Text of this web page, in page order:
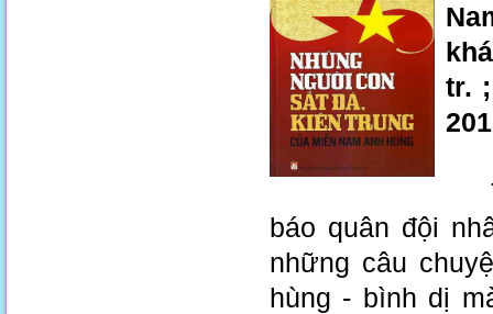
tr.
báo quân đội
những câu
hùng - bình dị